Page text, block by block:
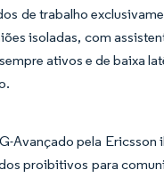
de trabalho
isoladas, com
ativos e de baixa
Avançado pela
proibitivos para